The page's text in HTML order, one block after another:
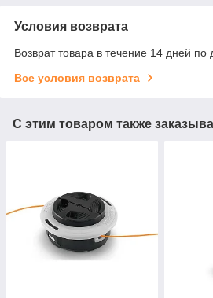
Условия возврата
Возврат товара в течение 14 дней по
Все условия возврата
С этим товаром также